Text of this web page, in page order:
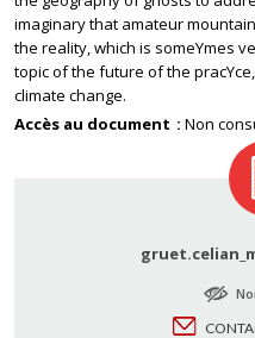
imaginary that amateur
the reality, which is someYmes
topic of the future of the
climate change.
Accès au document
Non